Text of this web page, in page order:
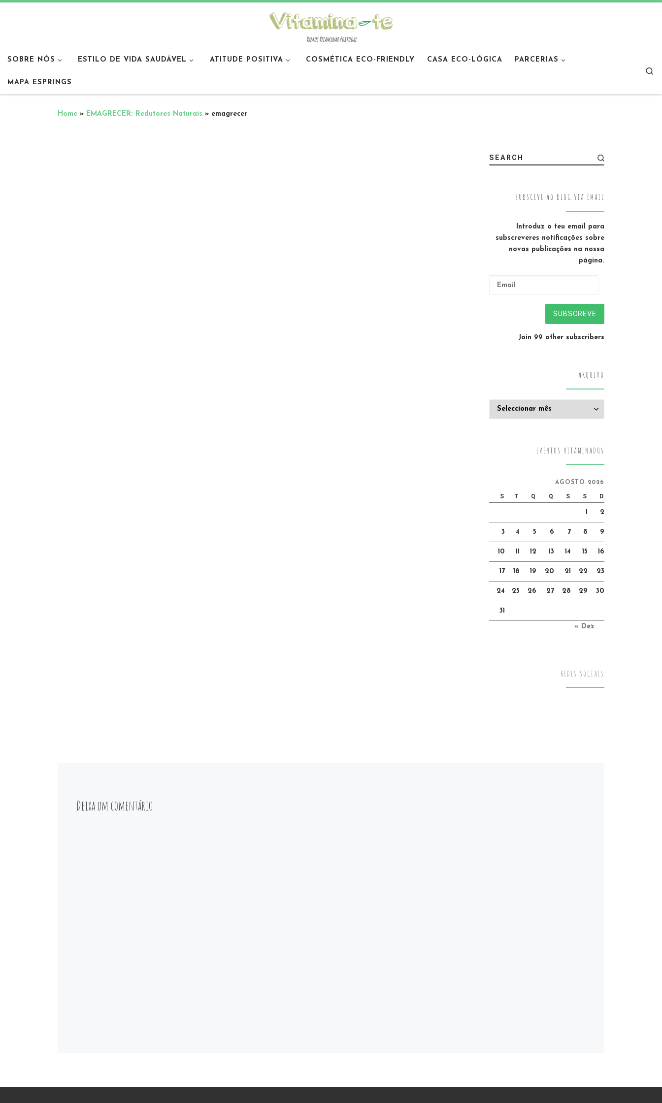
Vamos Vitaminar Portugal
SOBRE NÓS ESTILO DE VIDA SAUDÁVEL ATITUDE POSITIVA COSMÉTICA ECO-FRIENDLY CASA ECO-LÓGICA PARCERIAS
MAPA ESPRINGS
Home » EMAGRECER: Redutores Naturais » emagrecer
Deixa um comentário
SEARCH
SUBSCEVE AO BLOG VIA EMAIL
Introduz o teu email para
subscreveres notificações sobre
novas publicações na nossa
página.
SUBSCREVE
Join 99 other subscribers
ARQUIVO
EVENTOS VITAMINADOS
AGOSTO 2026
S T Q Q S S D
1 2
3 4 5 6 7 8 9
10 11 12 13 14 15 16
17 18 19 20 21 22 23
24 25 26 27 28 29 30
31
« Dez
REDES SOCIAIS